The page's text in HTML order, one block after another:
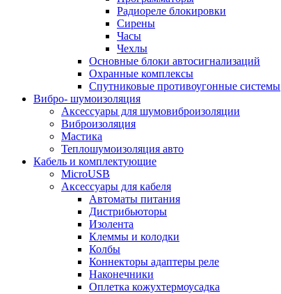
Радиореле блокировки
Сирены
Часы
Чехлы
Основные блоки автосигнализаций
Охранные комплексы
Спутниковые противоугонные системы
Вибро- шумоизоляция
Аксессуары для шумовиброизоляции
Виброизоляция
Мастика
Теплошумоизоляция авто
Кабель и комплектующие
MicroUSB
Аксессуары для кабеля
Автоматы питания
Дистрибьюторы
Изолента
Клеммы и колодки
Колбы
Коннекторы адаптеры реле
Наконечники
Оплетка кожухтермоусадка